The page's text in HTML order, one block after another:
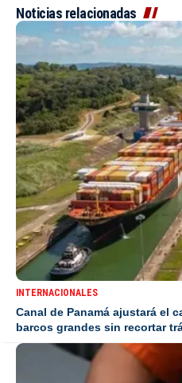
Noticias relacionadas
INTERNACIONALES
Canal de Panamá ajustará el
barcos grandes sin recortar